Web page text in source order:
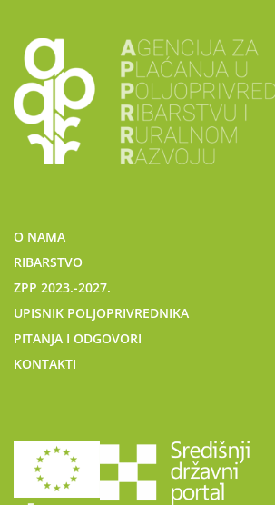
O NAMA
RIBARSTVO
ZPP 2023.-2027.
UPISNIK POLJOPRIVREDNIKA
PITANJA I ODGOVORI
KONTAKTI